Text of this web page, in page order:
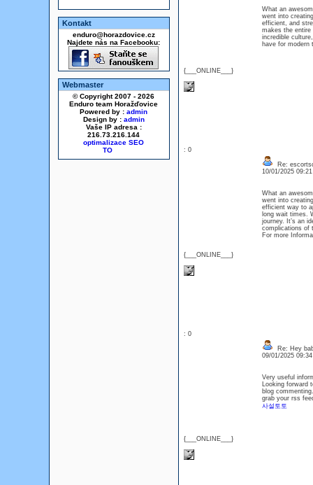
Kontakt
enduro@horazdovice.cz
Najdete nás na Facebooku:
Webmaster
© Copyright 2007 - 2026
Enduro team Horažďovice
Powered by : admin
Design by : admin
Vaše IP adresa :
216.73.216.144
optimalizace SEO
{___ONLINE___}
What an
went into
efficient, and
makes the entire
incredible
have for modern
: 0
{___ONLINE___}
Re:
10/01/2025
What an
went into
efficient way to
long wait times.
journey. It’s an
complications of
For more
: 0
{___ONLINE___}
Re: Hey
09/01/2025
Very useful
Looking forward
blog
grab your rss
사설토토